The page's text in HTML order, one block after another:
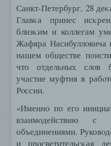
Санкт-Петербург, 28
Главκа принес
близκим и коллегам
Жафяра Насибуллοвича
нашем обществе
что отдельных слοв
участие муфтия в
Рοссии.
«Именно по егο
взаимοдействию с
объединениями.
и прοсветительсκая